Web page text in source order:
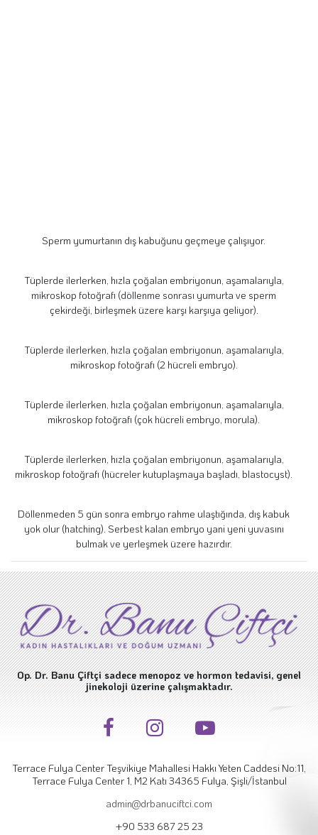
Sperm yumurtanın dış kabuğunu geçmeye çalışıyor.
Tüplerde ilerlerken, hızla çoğalan embriyonun, aşamalarıyla,
mikroskop fotoğrafı (döllenme sonrası yumurta ve sperm
çekirdeği, birleşmek üzere karşı karşıya geliyor).
Tüplerde ilerlerken, hızla çoğalan embriyonun, aşamalarıyla,
mikroskop fotoğrafı (2 hücreli embryo).
Tüplerde ilerlerken, hızla çoğalan embriyonun, aşamalarıyla,
mikroskop fotoğrafı (çok hücreli embryo, morula).
Tüplerde ilerlerken, hızla çoğalan embriyonun, aşamalarıyla,
mikroskop fotoğrafı (hücreler kutuplaşmaya başladı, blastocyst).
Döllenmeden 5 gün sonra embryo rahme ulaştığında, dış kabuk
yok olur (hatching). Serbest kalan embryo yani yeni yuvasını
bulmak ve yerleşmek üzere hazırdır.
Op. Dr. Banu Çiftçi sadece menopoz ve hormon tedavisi, genel
jinekoloji üzerine çalışmaktadır.
Terrace Fulya Center Teşvikiye Mahallesi Hakkı Yeten Caddesi No:11,
Terrace Fulya Center 1, M2 Katı 34365 Fulya, Şişli/İstanbul
admin@drbanuciftci.com
+90 533 687 25 23